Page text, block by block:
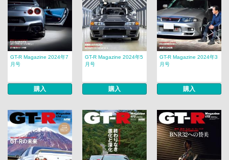
GT-R Magazine 2024年7
月号
購入
GT-R Magazine 2024年5
月号
購入
GT-R Magazine 2024年3
月号
購入